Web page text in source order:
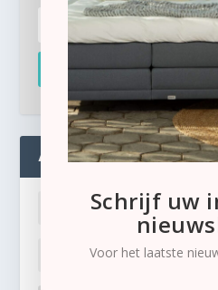
ADMIN
Schrijf uw
Voor het laatste